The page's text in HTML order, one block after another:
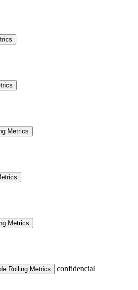
Metrics
Metrics
Rolling Metrics confidencial